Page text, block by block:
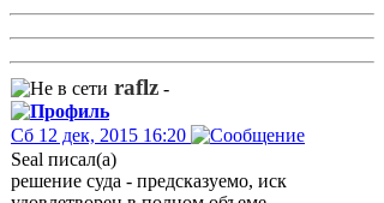
raflz -
Сб 12 дек, 2015 16:20
Seal писал(а)
решение суда - предсказуемо, иск